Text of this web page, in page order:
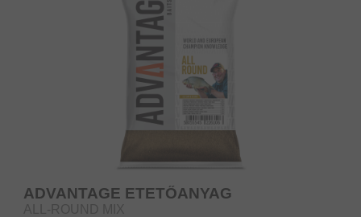
ADVANTAGE ETETŐANYAG
ALL-ROUND MIX